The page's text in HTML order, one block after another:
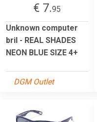
€ 7.95
Unknown computer
bril - REAL SHADES
NEON BLUE SIZE 4+
DGM Outlet